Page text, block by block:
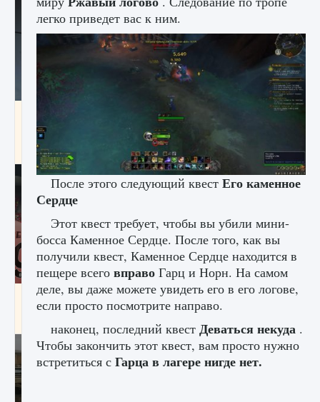
Все новые функции в режиме карьеры EA
FC 25
9 августа 2024 2 096
Входят ли «Милан» и «Интер» в EA FC 25
легко приведет вас к ним.
После этого следующий квест Его каменное
Сердце
Этот квест требует, чтобы вы убили мини-
босса Каменное Сердце. После того, как вы
получили квест, Каменное Сердце находится в
пещере всего вправо Гарц и Норн. На самом
деле, вы даже можете увидеть его в его логове,
если просто посмотрите направо.
наконец, последний квест Деваться некуда .
Чтобы закончить этот квест, вам просто нужно
встретиться с Гарца в лагере нигде нет.